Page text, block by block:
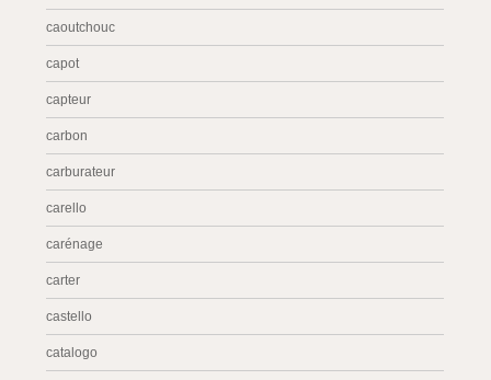
caoutchouc
capot
capteur
carbon
carburateur
carello
carénage
carter
castello
catalogo